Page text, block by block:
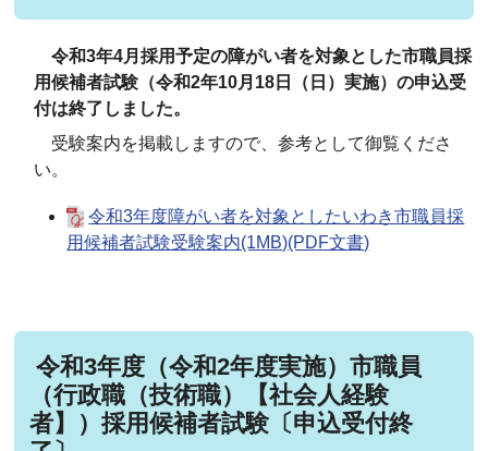
令和3年4月採用予定の障がい者を対象とした市職員採
用候補者試験（令和2年10月18日（日）実施）の申込受
付は終了しました。
受験案内を掲載しますので、参考として御覧くださ
い。
令和3年度障がい者を対象としたいわき市職員採
用候補者試験受験案内(1MB)(PDF文書)
令和3年度（令和2年度実施）市職員
（行政職（技術職）【社会人経験
者】）採用候補者試験〔申込受付終